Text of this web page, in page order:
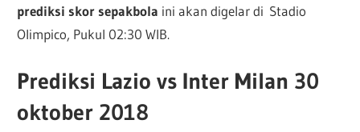
prediksi skor sepakbola ini akan digelar di Stadio
Olimpico, Pukul 02:30 WIB.
Prediksi Lazio vs Inter Milan 30
oktober 2018